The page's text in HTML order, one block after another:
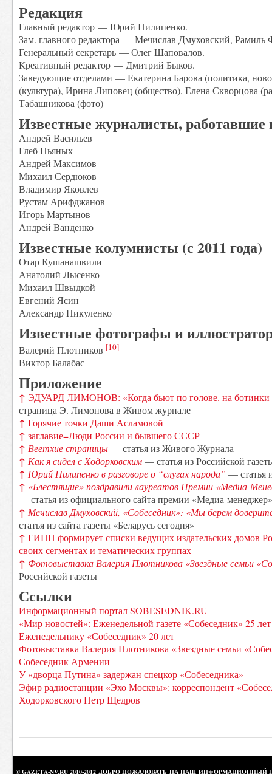
Редакция
Главный редактор — Юрий Пилипенко.
Зам. главного редактора — Мечислав Дмуховский, Рамиль
Генеральный секретарь — Олег Шаповалов.
Креативный редактор — Дмитрий Быков.
Заведующие отделами — Екатерина Барова (политика,
(культура), Ирина Липовец (общество), Елена Скворцова
Табашникова (фото)
Известные журналисты, работавшие
Андрей Васильев
Глеб Пьяных
Андрей Максимов
Михаил Сердюков
Владимир Яковлев
Рустам Арифджанов
Игорь Мартынов
Андрей Ванденко
Известные колумнисты (с 2011 года)
Отар Кушанашвили
Анатолий Лысенко
Михаил Швыдкой
Евгений Ясин
Александр Пикуленко
Известные фотографы и
Валерий Плотников [10]
Виктор Балабас
Приложение
↑ ЭДУАРД ЛИМОНОВ: «Когда бьют по голове. на ботинки
страница Э. Лимонова в Живом журнале
↑ Горячие точки Даши Асламовой
↑ заглавие=Люди России и бывшего СССР
↑ Веетхие страницы— статья из Живого Журнала
↑ Как я сидел с Ходорковским— статья из Российской
↑ Юрий Пилипенко в разговоре о “слугах народа” — статья
↑ «Блестящие» поздравили лауреатов Премии «Медиа-
— статья из официального сайта премии «Медиа-менеджер»
↑ Мечислав Дмуховский, «Собеседник»: «Мы берем
статья из сайта газеты «Беларусь сегодня»
↑ ГИПП формирует списки ведущих издательских домов
своих сегментах и тематических группах
↑ Фотовыставка Валерия Плотникова «Звездные семьи
Российской газеты
Ссылки
Информационный портал SOBESEDNIK.RU
«Мир новостей»: Еженедельной газете «Собеседник» 25 лет
Еженедельнику «Собеседник» 20 лет
Фотовыставка Валерия Плотникова «Звездные семьи
Собеседник Армении
У «дворца Путина» задержан спецкор «Собеседника»
Эфир радиостанции «Эхо Москвы»: корреспондент
Ходорковского Петр Щедров
© GAZETA-NV.RU 2010-2012 ДОБРО ПОЖАЛОВАТЬ НА НАШ